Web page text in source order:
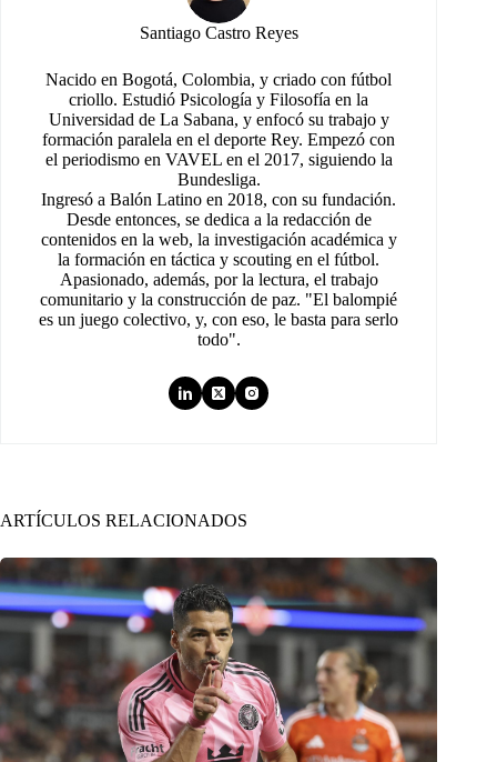
Santiago Castro Reyes
Nacido en Bogotá, Colombia, y criado con fútbol
criollo. Estudió Psicología y Filosofía en la
Universidad de La Sabana, y enfocó su trabajo y
formación paralela en el deporte Rey. Empezó con
el periodismo en VAVEL en el 2017, siguiendo la
Bundesliga.
Ingresó a Balón Latino en 2018, con su fundación.
Desde entonces, se dedica a la redacción de
contenidos en la web, la investigación académica y
la formación en táctica y scouting en el fútbol.
Apasionado, además, por la lectura, el trabajo
comunitario y la construcción de paz. "El balompié
es un juego colectivo, y, con eso, le basta para serlo
todo".
ARTÍCULOS RELACIONADOS